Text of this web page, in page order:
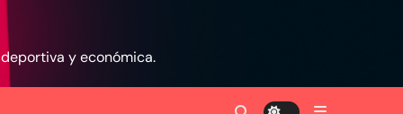
y económica.